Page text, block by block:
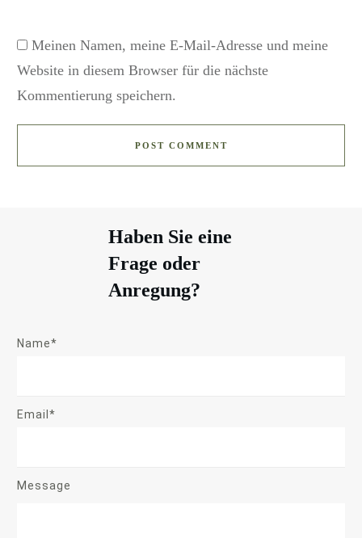
Meinen Namen, meine E-Mail-Adresse und meine
Website in diesem Browser für die nächste
Kommentierung speichern.
POST COMMENT
Haben Sie eine
Frage oder
Anregung?
Name*
Email*
Message